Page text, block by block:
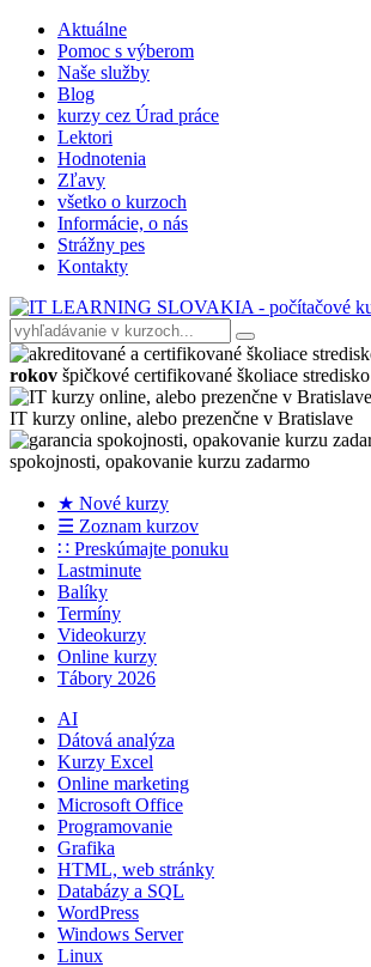
Aktuálne
Pomoc s výberom
Naše služby
Blog
kurzy cez Úrad práce
Lektori
Hodnotenia
Zľavy
všetko o kurzoch
Informácie, o nás
Strážny pes
Kontakty
rokov špičkové certifikované školiace stredisko
IT kurzy online, alebo prezenčne v Bratislave
spokojnosti, opakovanie kurzu zadarmo
★ Nové kurzy
☰ Zoznam kurzov
∷ Preskúmajte ponuku
Lastminute
Balíky
Termíny
Videokurzy
Online kurzy
Tábory 2026
AI
Dátová analýza
Kurzy Excel
Online marketing
Microsoft Office
Programovanie
Grafika
HTML, web stránky
Databázy a SQL
WordPress
Windows Server
Linux